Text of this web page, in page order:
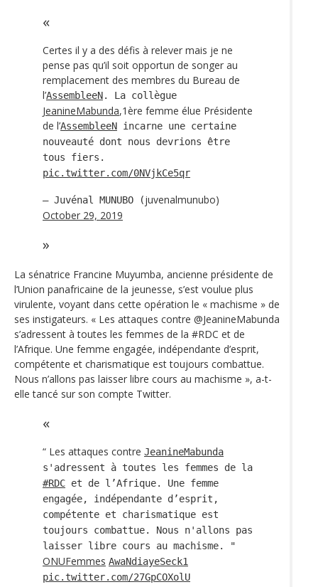
Certes il y a des défis à relever mais je ne
pense pas qu’il soit opportun de songer au
remplacement des membres du Bureau de
l’AssembleeN. La collègue
JeanineMabunda,1ère femme élue Présidente
de l’AssembleeN incarne une certaine
nouveauté dont nous devrions être
tous fiers.
pic.twitter.com/0NVjkCe5qr
— Juvénal MUNUBO (juvenalmunubo)
October 29, 2019
La sénatrice Francine Muyumba, ancienne présidente de
l’Union panafricaine de la jeunesse, s’est voulue plus
virulente, voyant dans cette opération le « machisme » de
ses instigateurs. « Les attaques contre @JeanineMabunda
s’adressent à toutes les femmes de la #RDC et de
l’Afrique. Une femme engagée, indépendante d’esprit,
compétente et charismatique est toujours combattue.
Nous n’allons pas laisser libre cours au machisme », a-t-
elle tancé sur son compte Twitter.
“ Les attaques contre JeanineMabunda
s'adressent à toutes les femmes de la
#RDC et de l’Afrique. Une femme
engagée, indépendante d’esprit,
compétente et charismatique est
toujours combattue. Nous n'allons pas
laisser libre cours au machisme. "
ONUFemmes AwaNdiayeSeck1
pic.twitter.com/27GpCOXolU